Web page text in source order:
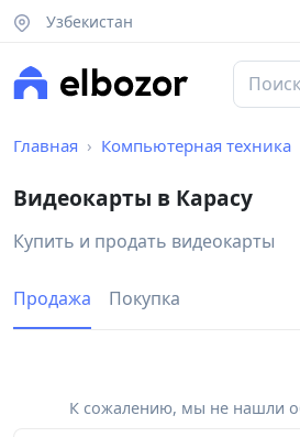
Узбекистан
Главная Компьютерная техника
Видеокарты в Карасу
Купить и продать видеокарты
Продажа Покупка
К сожалению, мы не нашли